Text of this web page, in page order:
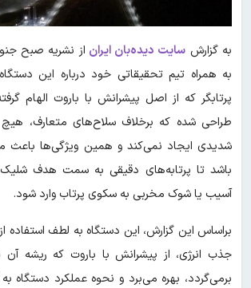
به گزارش سایت دیده‌بان ایران از نشریه صبح
به همراه تیم‌ تحقیقاتی خود درباره این
پرتابگر که از اصل پیشرانش با باروت الهام
طراحی شده که برخلاف سلاح‌های متعارف، هیچ
شدیدی ایجاد نمی‌کند و همین ویژگی‌ها باعث
باشد تا پرتابه‌های دقیقی به سمت هدف شلیک
آسیب یا شوک مخربی به سکوی پرتاب وارد شود.
براساس این گزارش، این دستگاه به لطف استفاده
برمی‌گردد، بهره می‌برد و نحوه عملکرد دستگاه